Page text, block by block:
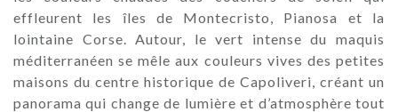
effleurent les îles de Montecristo, Pianosa et la
lointaine Corse. Autour, le vert intense du maquis
méditerranéen se mêle aux couleurs vives des petites
maisons du centre historique de Capoliveri, créant un
panorama qui change de lumière et d’atmosphère tout